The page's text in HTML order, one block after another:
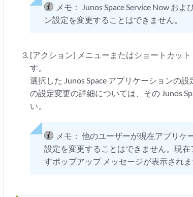
メモ：
Junos Space Service Now お
ン設定を変更することはできません。
[アクション] メニューまたはショートカット
す。
選択した Junos Space アプリケーションの
の設定変更の詳細については、その Junos
い。
メモ： 他のユーザーが現在アプリケ
設定を変更することはできません。現
すポップアップ メッセージが表示されま